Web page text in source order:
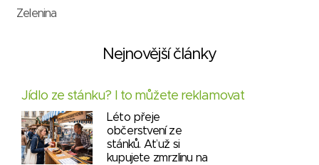
Zelenina
Nejnovější články
Jídlo ze stánku? I to můžete reklamovat
Léto přeje
občerstvení ze
stánků. Ať už si
kupujete zmrzlinu na